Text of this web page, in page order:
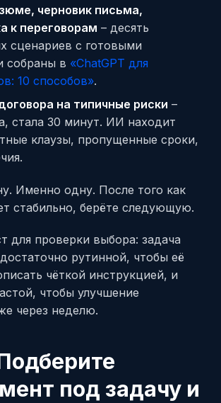
черновик письма,
к переговорам – десять
сценариев с готовыми
собраны в «ChatGPT для
10 способов».
на типичные риски –
стала 30 минут. ИИ находит
клаузы, пропущенные сроки,
Именно одну. После того как
стабильно, берёте следующую.
для проверки выбора: задача
рутинной, чтобы её
чёткой инструкцией, и
чтобы улучшение
через неделю.
под задачу и